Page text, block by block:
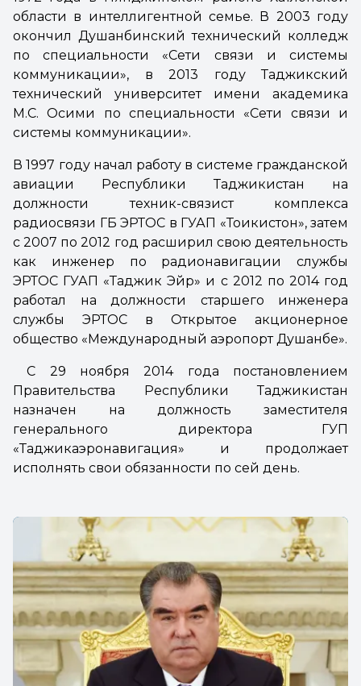
области в интеллигентной семье. В 2003 году
окончил Душанбинский технический колледж
по специальности «Сети связи и системы
коммуникации», в 2013 году Таджикский
технический университет имени академика
М.С. Осими по специальности «Сети связи и
системы коммуникации».
В 1997 году начал работу в системе гражданской
авиации Республики Таджикистан на
должности техник-связист комплекса
радиосвязи ГБ ЭРТОС в ГУАП «Тоҷикистон», затем
с 2007 по 2012 год расширил свою деятельность
как инженер по радионавигации службы
ЭРТОС ГУАП «Таджик Эйр» и с 2012 по 2014 год
работал на должности старшего инженера
службы ЭРТОС в Открытое акционерное
общество «Международный аэропорт Душанбе».
С 29 ноября 2014 года постановлением
Правительства Республики Таджикистан
назначен на должность заместителя
генерального директора ГУП
«Таджикаэронавигация» и продолжает
исполнять свои обязанности по сей день.